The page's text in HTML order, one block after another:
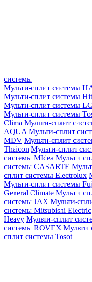
системы
Мульти-сплит системы
Мульти-сплит системы
Мульти-сплит системы LG
Мульти-сплит системы
Clima Мульти-сплит
AQUA Мульти-сплит
MDV Мульти-сплит
Thaicon Мульти-сплит
системы MIdea Мульти-
системы CASARTE
сплит системы Electrolux
Мульти-сплит системы
General Climate Мульти-
системы JAX Мульти-
системы Mitsubishi Electric
Heavy Мульти-сплит
системы ROVEX Мульти-
сплит системы Tosot